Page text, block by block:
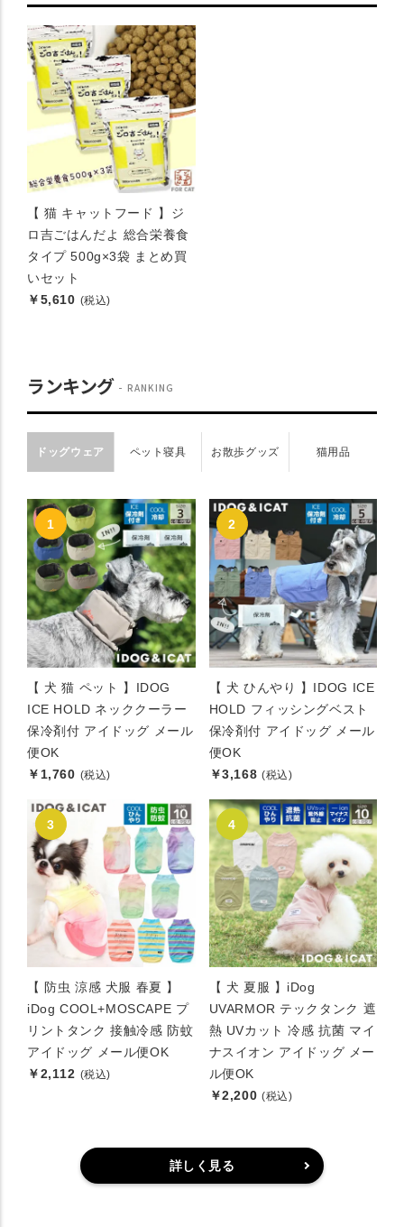
【 猫 キャットフード 】ジ
ロ吉ごはんだよ 総合栄養食
タイプ 500g×3袋 まとめ買
いセット
￥5,610 (税込)
ランキング RANKING
ドッグウェア ペット寝具 お散歩グッズ 猫用品
【 犬 猫 ペット 】IDOG
ICE HOLD ネッククーラー
保冷剤付 アイドッグ メール
便OK
￥1,760 (税込)
【 犬 ひんやり 】IDOG ICE
HOLD フィッシングベスト
保冷剤付 アイドッグ メール
便OK
￥3,168 (税込)
【 防虫 涼感 犬服 春夏 】
iDog COOL+MOSCAPE プ
リントタンク 接触冷感 防蚊
アイドッグ メール便OK
￥2,112 (税込)
【 犬 夏服 】iDog
UVARMOR テックタンク 遮
熱 UVカット 冷感 抗菌 マイ
ナスイオン アイドッグ メー
ル便OK
￥2,200 (税込)
詳しく見る